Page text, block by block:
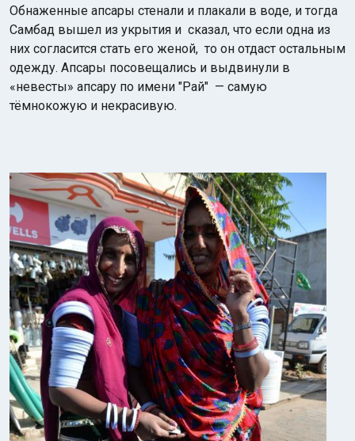
Обнаженные апсары стенали и плакали в воде, и тогда
Самбад вышел из укрытия и сказал, что если одна из
них согласится стать его женой, то он отдаст остальным
одежду. Апсары посовещались и выдвинули в
«невесты» апсару по имени "Рай" — самую
тёмнокожую и некрасивую.